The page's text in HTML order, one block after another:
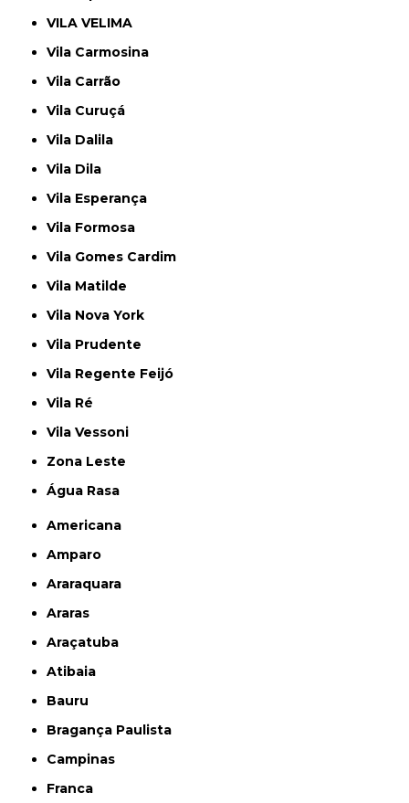
VILA VELIMA
Vila Carmosina
Vila Carrão
Vila Curuçá
Vila Dalila
Vila Dila
Vila Esperança
Vila Formosa
Vila Gomes Cardim
Vila Matilde
Vila Nova York
Vila Prudente
Vila Regente Feijó
Vila Ré
Vila Vessoni
Zona Leste
Água Rasa
Americana
Amparo
Araraquara
Araras
Araçatuba
Atibaia
Bauru
Bragança Paulista
Campinas
Franca